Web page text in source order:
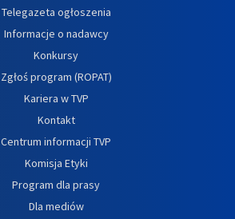
Telegazeta ogłoszenia
Informacje o nadawcy
Konkursy
Zgłoś program (ROPAT)
Kariera w TVP
Kontakt
Centrum informacji TVP
Komisja Etyki
Program dla prasy
Dla mediów